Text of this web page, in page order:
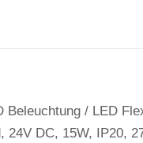
Beleuchtung / LED
24V DC, 15W, IP20,